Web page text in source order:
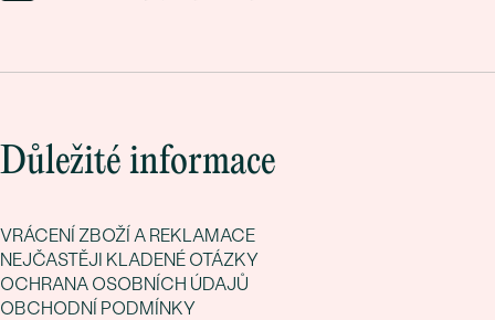
Důležité informace
VRÁCENÍ ZBOŽÍ A REKLAMACE
NEJČASTĚJI KLADENÉ OTÁZKY
OCHRANA OSOBNÍCH ÚDAJŮ
OBCHODNÍ PODMÍNKY